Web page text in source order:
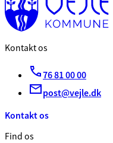
Kontakt os
76 81 00 00
post@vejle.dk
Kontakt os
Find os